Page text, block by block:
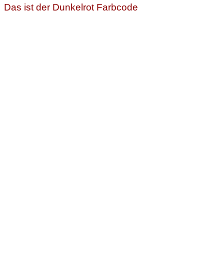
Das ist der Dunkelrot Farbcode